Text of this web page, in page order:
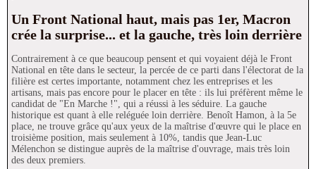
Un Front National haut, mais pas 1er, Macron
crée la surprise... et la gauche, très loin derrière
Contrairement à ce que beaucoup pensent et qui voyaient déjà le Front
National en tête dans le secteur, la percée de ce parti dans l'électorat de la
filière est certes importante, notamment chez les entreprises et les
artisans, mais pas encore pour le placer en tête : ils lui préfèrent même le
candidat de "En Marche !", qui a réussi à les séduire. La gauche
historique est quant à elle reléguée loin derrière. Benoît Hamon, à la 5e
place, ne trouve grâce qu'aux yeux de la maîtrise d'œuvre qui le place en
troisième position, mais seulement à 10%, tandis que Jean-Luc
Mélenchon se distingue auprès de la maîtrise d'ouvrage, mais très loin
des deux premiers.